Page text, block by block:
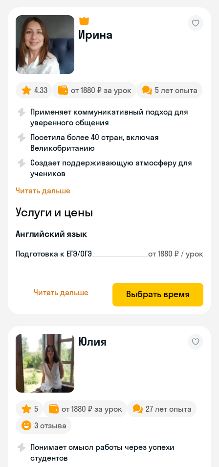
Ирина
4.33 от 1880 ₽ за урок 5 лет опыта
Применяет коммуникативный подход для
уверенного общения
Посетила более 40 стран, включая
Великобританию
Создает поддерживающую атмосферу для
учеников
Читать дальше
Услуги и цены
Английский язык
Подготовка к ЕГЭ/ОГЭ от 1880 ₽ / урок
Читать дальше Выбрать время
Юлия
5 от 1880 ₽ за урок
27 лет опыта
3 отзыва
Понимает смысл работы через успехи
студентов